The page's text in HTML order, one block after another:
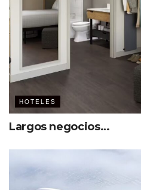
HOTELES
Largos negocios…